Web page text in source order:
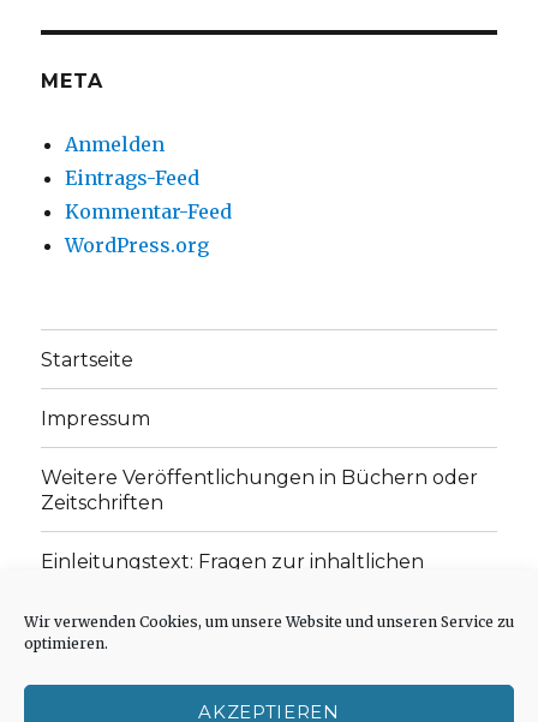
Wir verwenden Cookies, um unsere Website und unseren Service zu
optimieren.
AKZEPTIEREN
anzeigenanzeigen
META
Anmelden
Eintrags-Feed
Kommentar-Feed
WordPress.org
Startseite
Impressum
Weitere Veröffentlichungen in Büchern oder
Zeitschriften
Einleitungstext: Fragen zur inhaltlichen
„schwachen Glaubens“